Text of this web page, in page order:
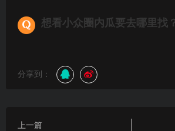
想看小众圈内瓜要去哪里找
分享到：
上一篇